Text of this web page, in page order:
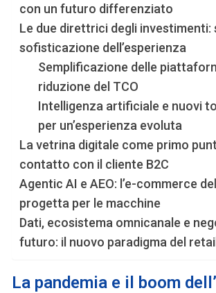
con un futuro differenziato
Le due direttrici degli investimenti:
sofisticazione dell’esperienza
Semplificazione delle
riduzione del TCO
Intelligenza artificiale e nuovi
per un’esperienza evoluta
La vetrina digitale come primo
contatto con il cliente B2C
Agentic AI e AEO: l’e-commerce
progetta per le macchine
Dati, ecosistema omnicanale e
futuro: il nuovo paradigma del retail
La pandemia e il boom